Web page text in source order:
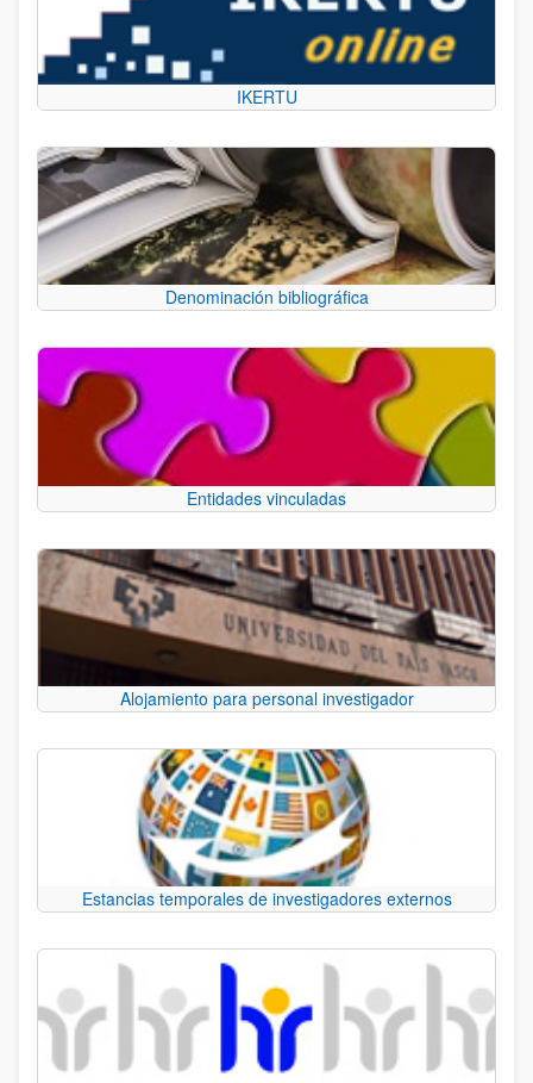
IKERTU
Denominación bibliográfica
Entidades vinculadas
Alojamiento para personal investigador
Estancias temporales de investigadores externos